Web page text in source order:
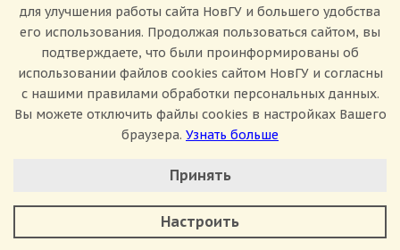
Приемная комиссия: +7(8162)33-20-44
Сведения о доходах
для улучшения работы сайта НовГУ и большего удобства
его использования. Продолжая пользоваться сайтом, вы
подтверждаете, что были проинформированы об
использовании файлов cookies сайтом НовГУ и согласны
с нашими правилами обработки персональных данных.
Вы можете отключить файлы cookies в настройках Вашего
браузера. Узнать больше
Минимальные
Аналитические/Функциональные
Принять
Настроить